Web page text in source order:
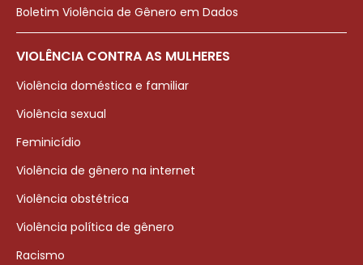
Boletim Violência de Gênero em Dados
VIOLÊNCIA CONTRA AS MULHERES
Violência doméstica e familiar
Violência sexual
Feminicídio
Violência de gênero na internet
Violência obstétrica
Violência política de gênero
Racismo